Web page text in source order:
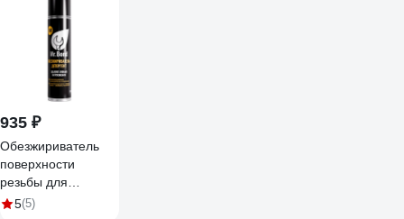
010 227602
935 ₽
Обезжириватель
поверхности
резьбы для
анаэробных
5(5)